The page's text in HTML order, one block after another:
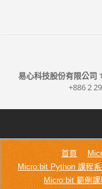
易心科技股份有限公司
+886 2
首頁
Micro:bit Python 課程
Micro:bit 範例課